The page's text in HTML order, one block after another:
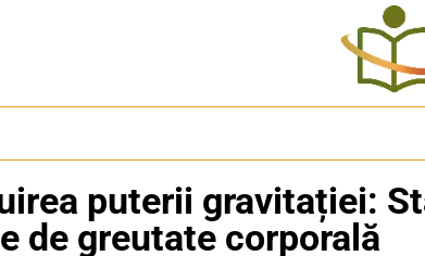
puterii gravitației:
de greutate corporală